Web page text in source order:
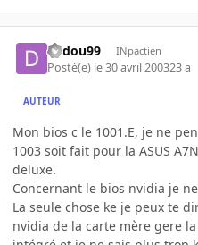
dadou99 INpactien
Posté(e) le 30 avril 200323 a
AUTEUR
Mon bios c le 1001.E, je ne
1003 soit fait pour la ASUS
deluxe.
Concernant le bios nvidia je
La seule chose ke je peux te
nvidia de la carte mère gere